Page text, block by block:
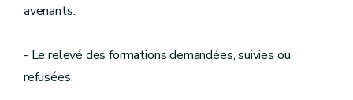
avenants.
- Le relevé des formations demandées, suivies ou
refusées.